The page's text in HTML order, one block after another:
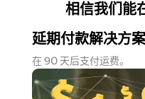
相信我们能
延期付款解决方案
在 90 天后支付运费。